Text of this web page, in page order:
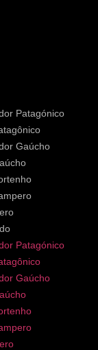
Patagónico
Gaúcho
Patagónico
Gaúcho